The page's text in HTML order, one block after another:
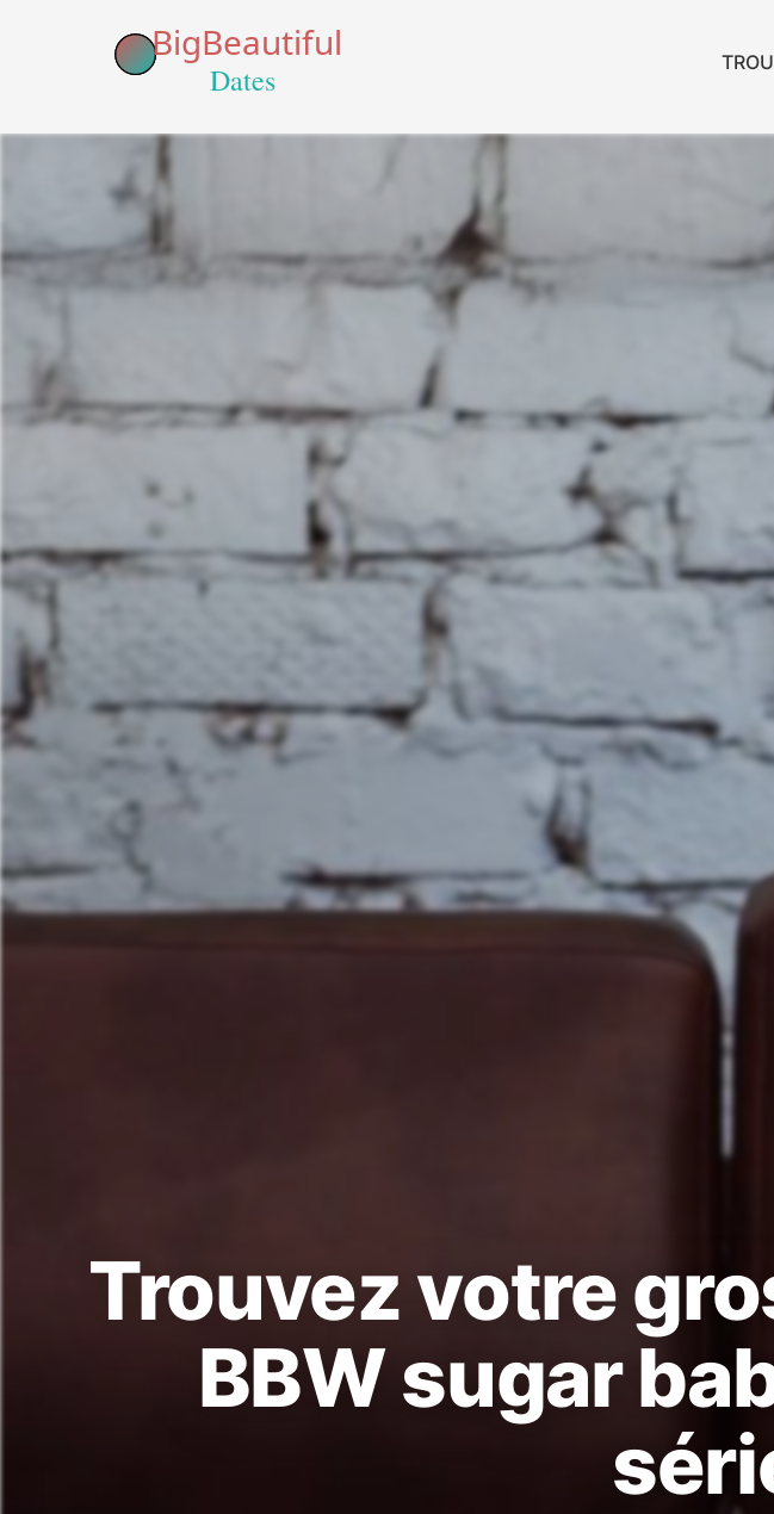
Trouvez votre
BBW sugar